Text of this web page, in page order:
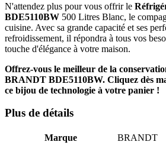
N'attendez plus pour vous offrir le
BDE5110BW 500 Litres Blanc, le
cuisine. Avec sa grande capacité et ses
refroidissement, il répondra à tous vos
touche d'élégance à votre maison.
Offrez-vous le meilleur de la
BRANDT BDE5110BW. Cliquez dès
ce bijou de technologie à votre panier !
Plus de détails
Marque
BRANDT